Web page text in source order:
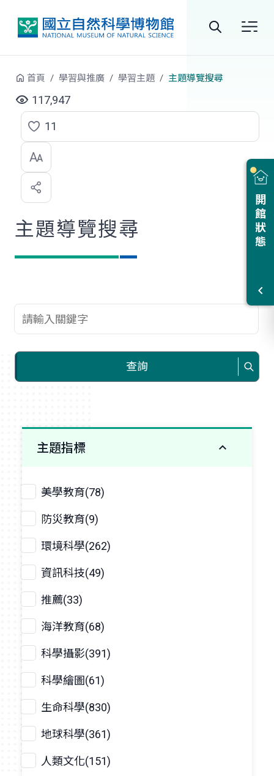
站
尋
開館狀態
首頁 學習與推廣 學習主題 主題導覽搜尋
117,947
點
選
喜
歡
11
主題導覽搜尋
查詢關鍵字
查詢
主題指標
美學教育(78)
防災教育(9)
環境科學(262)
資訊科技(49)
推薦(33)
海洋教育(68)
科學攝影(391)
科學繪圖(61)
生命科學(830)
地球科學(361)
人類文化(151)